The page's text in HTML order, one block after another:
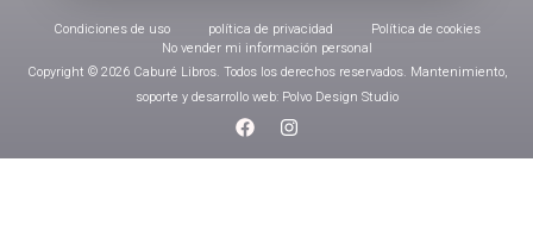
Condiciones de uso política de privacidad
Política de cookies
No vender mi información personal
Copyright © 2026 Caburé Libros. Todos los derechos reservados. Mantenimiento,
soporte y desarrollo web: Polvo Design Studio